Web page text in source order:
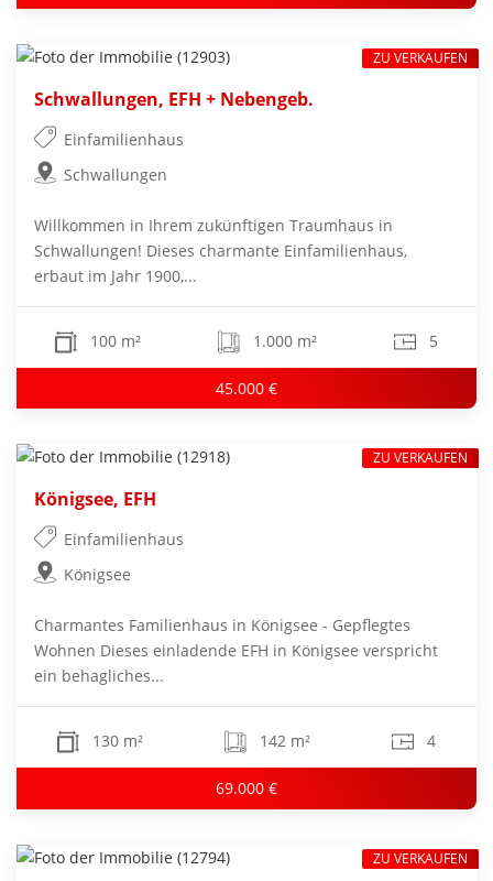
Schwallungen, EFH + Nebengeb.
Einfamilienhaus
Schwallungen
Willkommen in Ihrem zukünftigen Traumhaus in
Schwallungen! Dieses charmante Einfamilienhaus,
erbaut im Jahr 1900,...
100 m² 1.000 m² 5
45.000 €
ZU VERKAUFEN
Königsee, EFH
Einfamilienhaus
Königsee
Charmantes Familienhaus in Königsee - Gepflegtes
Wohnen Dieses einladende EFH in Königsee verspricht
ein behagliches...
130 m² 142 m² 4
69.000 €
ZU VERKAUFEN
ZU VERKAUFEN